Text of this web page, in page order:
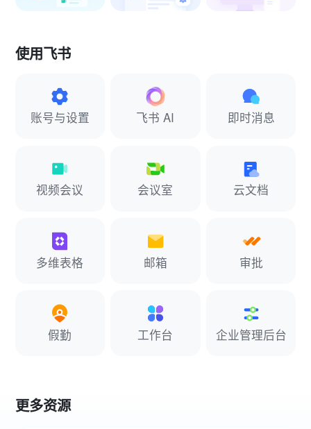
使用飞书
账号与设置 飞书 AI 即时消息
视频会议 会议室 云文档
多维表格 邮箱 审批
假勤 工作台 企业管理后台
更多资源